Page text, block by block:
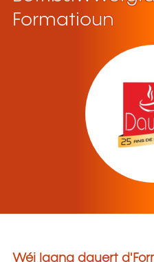
Formatioun
Wéi laang dauert